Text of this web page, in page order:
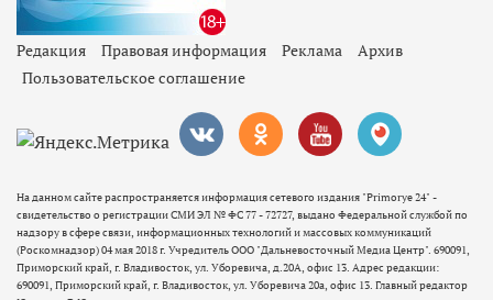
Редакция Правовая информация Реклама
Архив
Пользовательское соглашение
На данном сайте распространяется информация сетевого издания "Primorye 24" -
свидетельство о регистрации СМИ ЭЛ № ФС 77 - 72727, выдано Федеральной службой по
надзору в сфере связи, информационных технологий и массовых коммуникаций
(Роскомнадзор) 04 мая 2018 г. Учредитель ООО "Дальневосточный Медиа Центр". 690091,
Приморский край, г. Владивосток, ул. Уборевича, д.20А, офис 13. Адрес редакции:
690091, Приморский край, г. Владивосток, ул. Уборевича 20а, офис 13. Главный редактор